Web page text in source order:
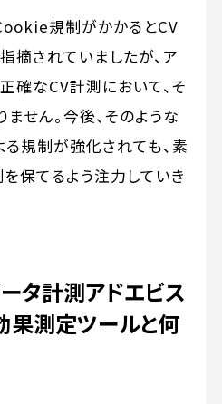
規制がかかるとCV
摘されていましたが、ア
確なCV計測において、そ
せん。今後、そのような
る規制が強化されても、素
保てるよう注力していき
タ計測――アドエビス
果測定ツールと何